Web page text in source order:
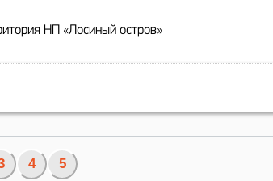
НП «Лосиный остров»
4 5